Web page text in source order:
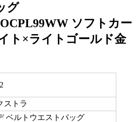
グ
ソフトカー
ト×ライトゴールド金
ストラ
ベルトウエストバッグ